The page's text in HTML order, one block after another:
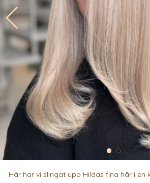
Här har vi slingat upp Hildas fina hår i en